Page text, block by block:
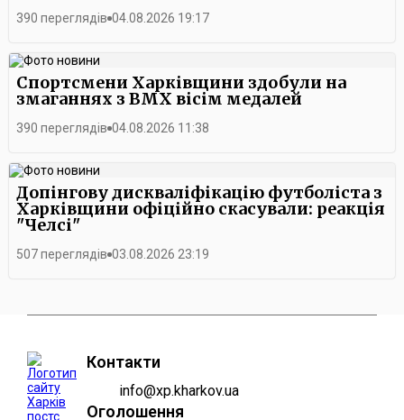
390 переглядів 04.08.2026 19:17
Спортсмени Харківщини здобули на
змаганнях з BMX вісім медалей
390 переглядів 04.08.2026 11:38
Допінгову дискваліфікацію футболіста з
Харківщини офіційно скасували: реакція
"Челсі"
507 переглядів 03.08.2026 23:19
Контакти
info@xp.kharkov.ua
Оголошення